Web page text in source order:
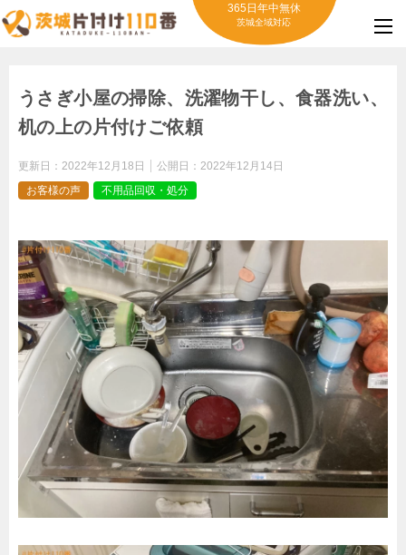
365日年中無休
茨城全域対応
うさぎ小屋の掃除、洗濯物干し、食器洗い、
机の上の片付けご依頼
更新日： 2022年12月18日 公開日： 2022年12月14日
お客様の声
不用品回収・処分